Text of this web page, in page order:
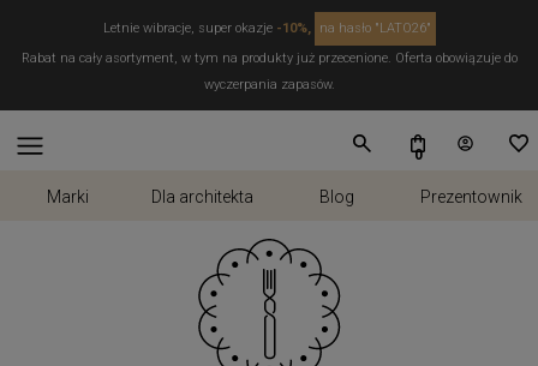
Letnie wibracje, super okazje -10%,
na hasło "LATO26"
Rabat na cały asortyment, w tym na produkty już przecenione. Oferta obowiązuje do
wyczerpania zapasów.
Marki Dla architekta Blog Prezentownik